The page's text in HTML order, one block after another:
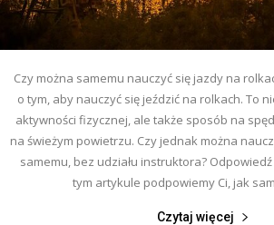
Czy można samemu nauczyć się jazdy na
o tym, aby nauczyć się jeździć na rolkach. To
aktywności fizycznej, ale także sposób na
na świeżym powietrzu. Czy jednak można
samemu, bez udziału instruktora?
tym artykule podpowiemy Ci, jak
Czytaj więcej